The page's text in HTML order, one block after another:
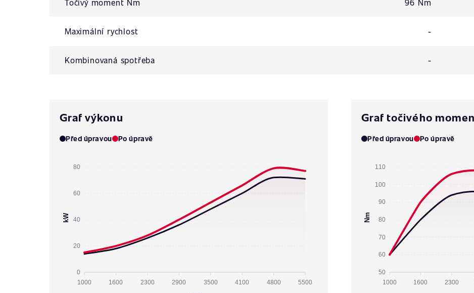
Točivý moment Nm 96 Nm
Maximální rychlost -
Kombinovaná spotřeba -
Graf výkonu
Před úpravou Po úpravě
80
60
40
20
0
kW
1000 1600 2300 2900 3500 4100 4800 5500
Graf točivého
Před úpravou Po úpravě
110
100
90
80
70
60
50
Nm
1000 1600 2300